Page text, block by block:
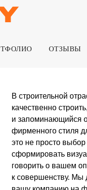
ОТЗЫВЫ
строить, но и создать
образ
стиля для вашей
выбор цвета и
визуальный образ,
о вашем опыте,
Мы делаем стиль,
на фоне
и успешного бренда.